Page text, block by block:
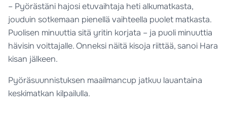
– Pyörästäni hajosi etuvaihtaja heti alkumatkasta,
jouduin sotkemaan pienellä vaihteella puolet matkasta.
Puolisen minuuttia sitä yritin korjata – ja puoli minuuttia
hävisin voittajalle. Onneksi näitä kisoja riittää, sanoi Hara
kisan jälkeen.
Pyöräsuunnistuksen maailmancup jatkuu lauantaina
keskimatkan kilpailulla.